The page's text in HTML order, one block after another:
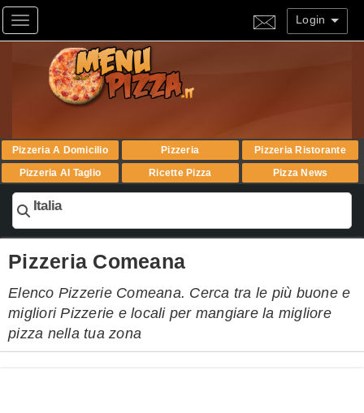
Toggle navigation Login
Pizzeria A Domicilio Pizzeria
Pizzeria Ristorante
Pizzeria Al Taglio
Ricette Pizza Pizza News
Italia
Pizzeria Comeana
Elenco Pizzerie Comeana. Cerca tra le più buone e
migliori Pizzerie e locali per mangiare la migliore
pizza nella tua zona